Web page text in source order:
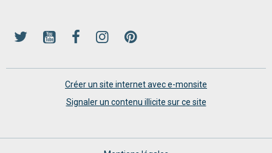
Créer un site internet avec e-monsite
Signaler un contenu illicite sur ce site